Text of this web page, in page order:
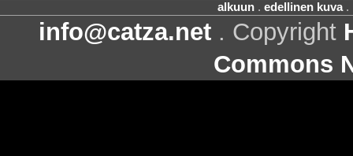
alkuun. edellinen kuva.
info@catza.net . Copyright
Commons